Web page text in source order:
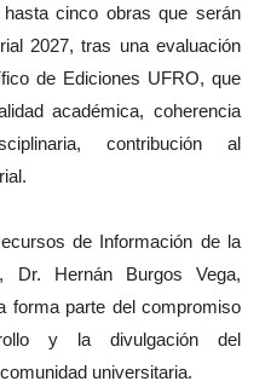
cinco obras que serán
2027, tras una evaluación
de Ediciones UFRO, que
académica, coherencia
contribución al
de Información de la
Dr. Hernán Burgos Vega,
forma parte del compromiso
y la divulgación del
universitaria.